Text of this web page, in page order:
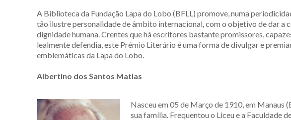
A Biblioteca da Fundação Lapa do Lobo (BFLL) promove, numa
tão ilustre personalidade de âmbito internacional, com o objetivo de dar a
dignidade humana. Crentes que há escritores bastante promissores,
lealmente defendia, este Prémio Literário é uma forma de divulgar e
emblemáticas da Lapa do Lobo.
Albertino dos Santos Matias
Nasceu em 05 de Março de 1910, em Manaus
sua família. Frequentou o Liceu e a Faculdade